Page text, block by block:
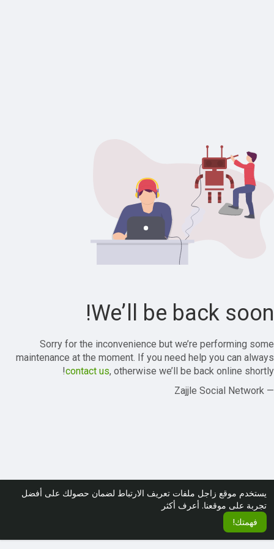
يستخدم موقع زاجل ملفات تعريف الارتباط لضمان حصولك على أفضل
تجربة على موقعنا. أعرف أكثر
فهمتك!
We’ll be back soon!
Sorry for the inconvenience but we’re performing some
maintenance at the moment. If you need help you can always
contact us, otherwise we’ll be back online shortly!
— Zajjle Social Network